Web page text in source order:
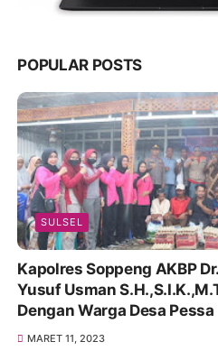
POPULAR POSTS
SULSEL
Kapolres Soppeng AKBP
Yusuf Usman
Dengan Warga Desa Pessa
MARET 11, 2023